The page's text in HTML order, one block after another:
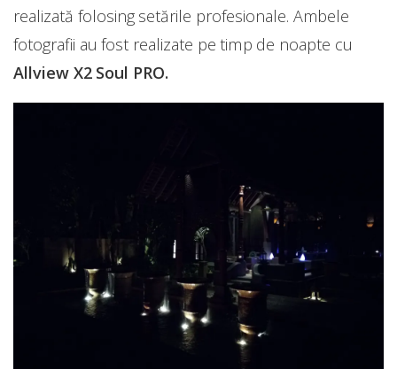
realizată folosing setările profesionale. Ambele
fotografii au fost realizate pe timp de noapte cu
Allview X2 Soul PRO.